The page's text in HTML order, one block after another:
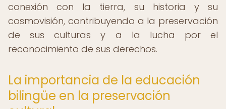
conexión con la tierra, su historia y su
cosmovisión, contribuyendo a la preservación
de sus culturas y a la lucha por el
reconocimiento de sus derechos.
La importancia de la educación
bilingüe en la preservación